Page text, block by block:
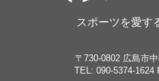
スポーツを愛す
〒730-0802 広島市
TEL: 090-5374-1624